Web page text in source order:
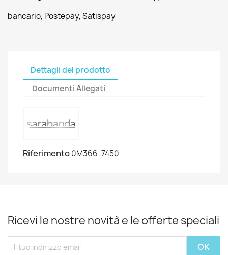
bancario, Postepay, Satispay
Dettagli del prodotto
Documenti Allegati
Riferimento0M366-7450
Ricevi le nostre novità e le offerte speciali